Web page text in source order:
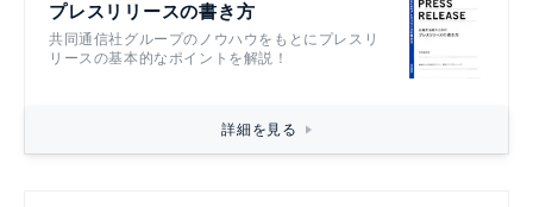
プレスリリースの書き方
共同通信社グループのノウハウをもとにプレスリ
リースの基本的なポイントを解説！
詳細を見る